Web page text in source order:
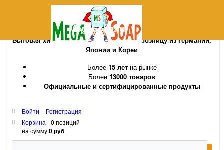
MegaSoap.ru
Бытовая химия и косметика оптом и в розницу из Германии,
Японии и Кореи
Более 15 летна рынке
Более 13000 товаров
Официальные и сертифицированные продукты
Войти
Регистрация
Корзина
0 позиций
на сумму0 руб